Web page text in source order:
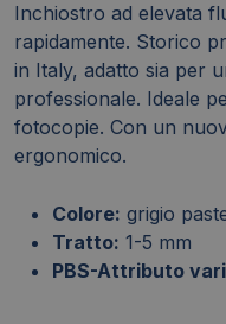
Inchiostro ad elevata
rapidamente. Storico
in Italy, adatto sia per
professionale. Ideale
fotocopie. Con un
ergonomico.
Colore: grigio
Tratto: 1-5 mm
PBS-Attributo